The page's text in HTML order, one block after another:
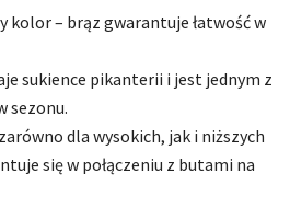
kolor – brąz gwarantuje łatwość w
sukience pikanterii i jest jednym z
sezonu.
dla wysokich, jak i niższych
się w połączeniu z butami na